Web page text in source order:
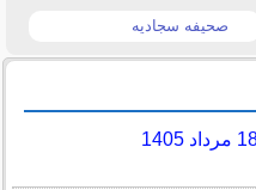
صحیفه سجادیه